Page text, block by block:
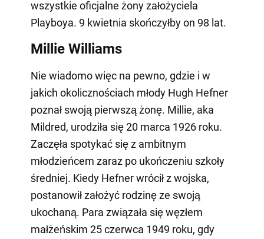
wszystkie oficjalne żony założyciela
Playboya. 9 kwietnia skończyłby on 98 lat.
Millie Williams
Nie wiadomo więc na pewno, gdzie i w
jakich okolicznościach młody Hugh Hefner
poznał swoją pierwszą żonę. Millie, aka
Mildred, urodziła się 20 marca 1926 roku.
Zaczęła spotykać się z ambitnym
młodzieńcem zaraz po ukończeniu szkoły
średniej. Kiedy Hefner wrócił z wojska,
postanowił założyć rodzinę ze swoją
ukochaną. Para związała się węzłem
małżeńskim 25 czerwca 1949 roku, gdy